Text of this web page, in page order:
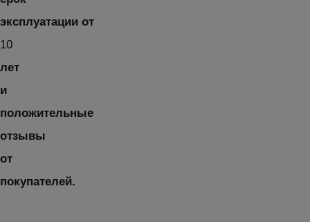
эксплуатации от
10
лет
и
положительные
отзывы
от
покупателей.